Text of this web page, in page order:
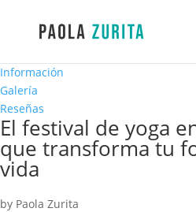
Información
Galería
Reseñas
El festival de yoga
que transforma tu
vida
by Paola Zurita